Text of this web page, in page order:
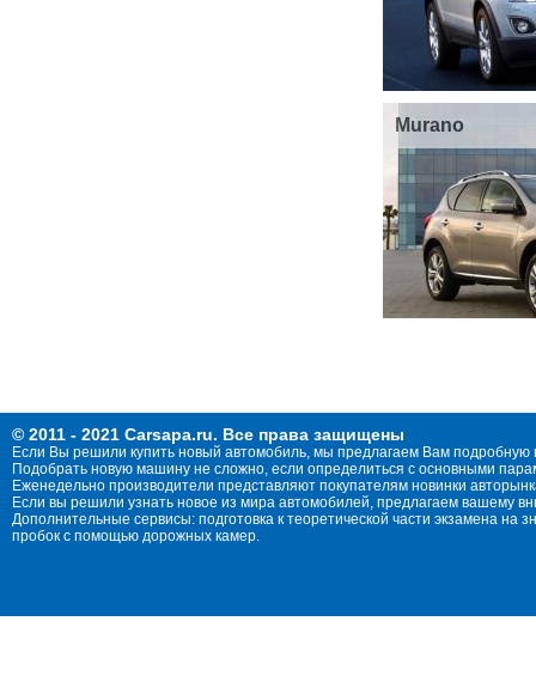
Murano
© 2011 - 2021 Carsapa.ru. Все права защищены
Если Вы решили купить новый автомобиль, мы предлагаем Вам
Подобрать новую машину не сложно, если определиться с основными
Еженедельно производители представляют покупателям новинки
Если вы решили узнать новое из мира автомобилей, предлагаем вашему
Дополнительные сервисы: подготовка к теоретической части экзамена
пробок с помощью дорожных камер.